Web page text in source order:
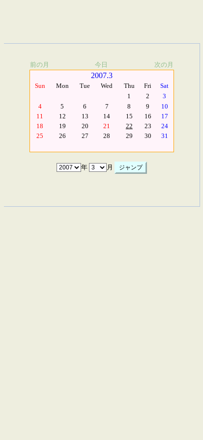
前の月 今日 次の月
2007.3
Sun Mon Tue Wed Thu Fri
Sat
1
2
3
4
5 6 7 8 9
10
11
12 13 14 15 16
17
18
19 20 21 22 23
24
25
26 27 28 29 30 31
年 月